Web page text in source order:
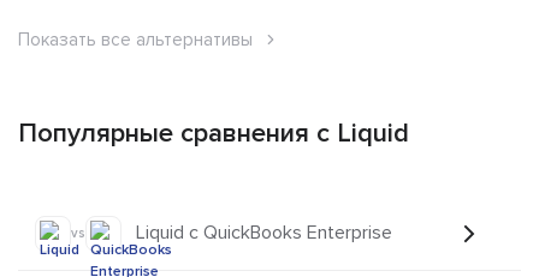
Показать все альтернативы
Популярные сравнения с Liquid
vs Liquid с QuickBooks Enterprise